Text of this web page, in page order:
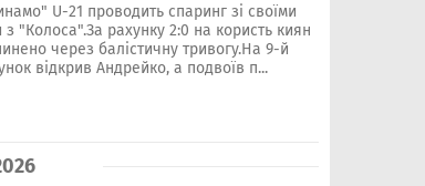
U-21 проводить спаринг зі своїми
з "Колоса".За рахунку 2:0 на користь киян
через балістичну тривогу.На 9-й
відкрив Андрейко, а подвоїв п...